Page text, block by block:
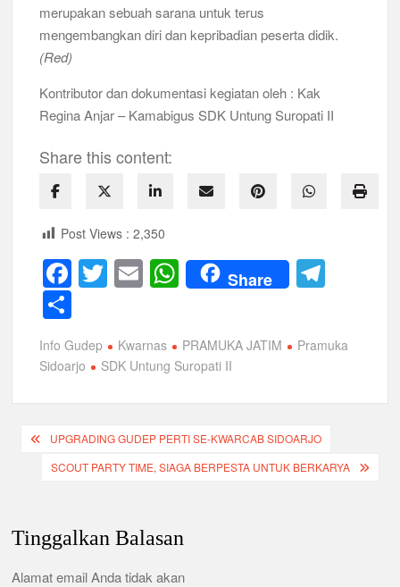
merupakan sebuah sarana untuk terus
mengembangkan diri dan kepribadian peserta didik.
(Red)
Kontributor dan dokumentasi kegiatan oleh : Kak
Regina Anjar – Kamabigus SDK Untung Suropati II
Share this content:
Post Views : 2,350
F
a
c
e
b
o
o
k
T
wi
tt
er
E
m
W
h
at
s
p
p
Share
e
gr
m
h
ar
Info Gudep Kwarnas PRAMUKA JATIM
Pramuka
Sidoarjo
SDK Untung Suropati II
Navigasi
UPGRADING GUDEP PERTI SE-KWARCAB SIDOARJO
SCOUT PARTY TIME, SIAGA BERPESTA UNTUK BERKARYA
Tinggalkan Balasan
Alamat email Anda tidak akan